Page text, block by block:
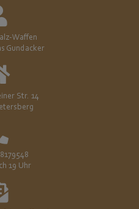
Waffen
Gundacker
Str. 14
19 Uhr